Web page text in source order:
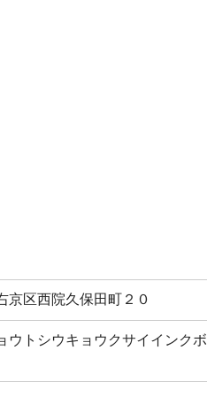
京区西院久保田町２０
ウトシウキョウクサイインク